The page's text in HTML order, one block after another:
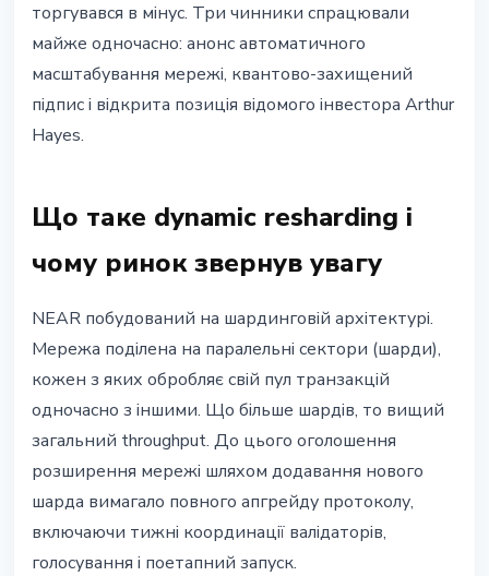
23 травня 2026 р.3 хв читання
Наталія Дорофєєва
торгувався в мінус. Три чинники спрацювали
майже одночасно: анонс автоматичного
масштабування мережі, квантово-захищений
підпис і відкрита позиція відомого інвестора Arthur
Hayes.
Що таке dynamic resharding і
чому ринок звернув увагу
NEAR побудований на шардинговій архітектурі.
Мережа поділена на паралельні сектори (шарди),
кожен з яких обробляє свій пул транзакцій
одночасно з іншими. Що більше шардів, то вищий
загальний throughput. До цього оголошення
розширення мережі шляхом додавання нового
шарда вимагало повного апгрейду протоколу,
включаючи тижні координації валідаторів,
голосування і поетапний запуск.